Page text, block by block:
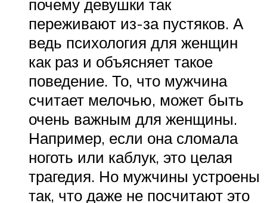
почему девушки так
переживают из-за пустяков. А
ведь психология для женщин
как раз и объясняет такое
поведение. То, что мужчина
считает мелочью, может быть
очень важным для женщины.
Например, если она сломала
ноготь или каблук, это целая
трагедия. Но мужчины устроены
так, что даже не посчитают это